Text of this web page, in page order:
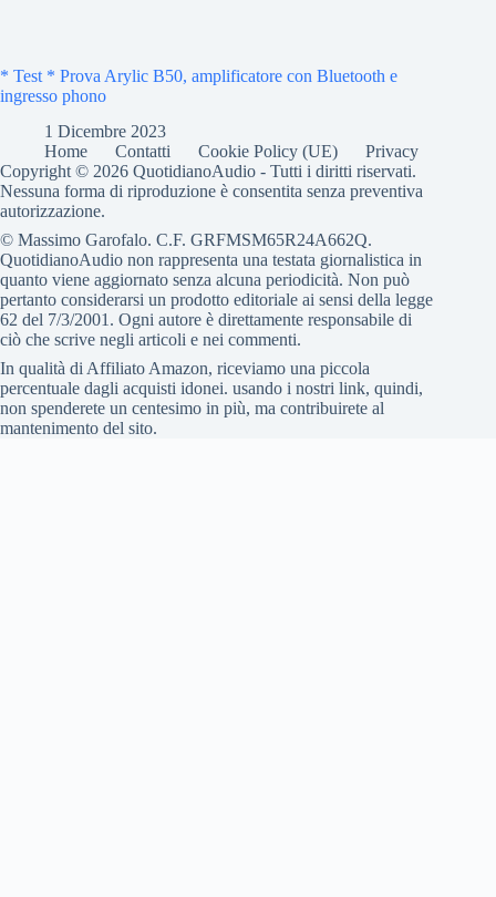
* Test * Prova Arylic B50, amplificatore con Bluetooth e
ingresso phono
1 Dicembre 2023
Home
Contatti Cookie Policy (UE)
Privacy
Copyright © 2026 QuotidianoAudio - Tutti i diritti riservati.
Nessuna forma di riproduzione è consentita senza preventiva
autorizzazione.
© Massimo Garofalo. C.F. GRFMSM65R24A662Q.
QuotidianoAudio non rappresenta una testata giornalistica in
quanto viene aggiornato senza alcuna periodicità. Non può
pertanto considerarsi un prodotto editoriale ai sensi della legge
62 del 7/3/2001. Ogni autore è direttamente responsabile di
ciò che scrive negli articoli e nei commenti.
In qualità di Affiliato Amazon, riceviamo una piccola
percentuale dagli acquisti idonei. usando i nostri link, quindi,
non spenderete un centesimo in più, ma contribuirete al
mantenimento del sito.